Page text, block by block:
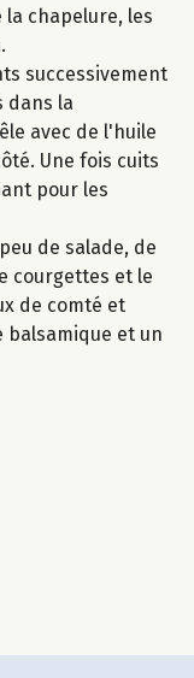
chapelure, les
successivement
dans la
avec de l'huile
Une fois cuits
pour les
de salade, de
courgettes et le
de comté et
et un